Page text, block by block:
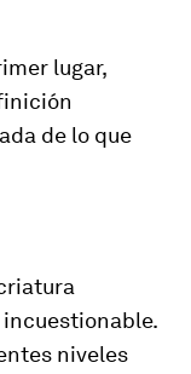
lugar,
de lo que
niveles